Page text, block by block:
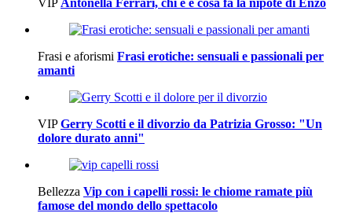
Frasi e aforismi Frasi erotiche: sensuali e passionali per
amanti
VIP Gerry Scotti e il divorzio da Patrizia Grosso: "Un
dolore durato anni"
Bellezza Vip con i capelli rossi: le chiome ramate più
famose del mondo dello spettacolo